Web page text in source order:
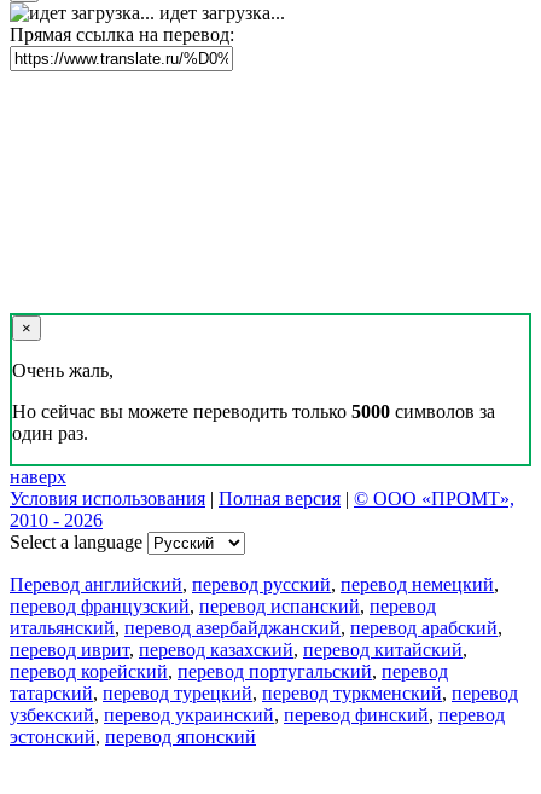
идет загрузка...
Прямая ссылка на перевод:
×
Очень жаль,
Но сейчас вы можете переводить только 5000 символов за
один раз.
наверх
Условия использования | Полная версия | © ООО «ПРОМТ»,
2010 - 2026
Select a language
Перевод английский, перевод русский, перевод немецкий,
перевод французский, перевод испанский, перевод
итальянский, перевод азербайджанский, перевод арабский,
перевод иврит, перевод казахский, перевод китайский,
перевод корейский, перевод португальский, перевод
татарский, перевод турецкий, перевод туркменский, перевод
узбекский, перевод украинский, перевод финский, перевод
эстонский, перевод японский